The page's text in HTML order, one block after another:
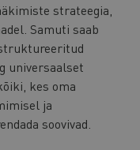
strateegia,
Samuti saab
universaalset
kes oma
ja
soovivad.